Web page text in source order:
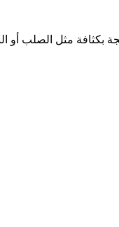
بكثافة مثل الصلب أو